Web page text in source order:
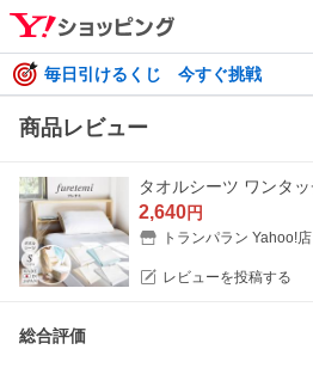
毎日引けるくじ 今すぐ挑戦
商品レビュー
2,640円
トランパラン Yahoo!店
レビューを投稿する
総合評価